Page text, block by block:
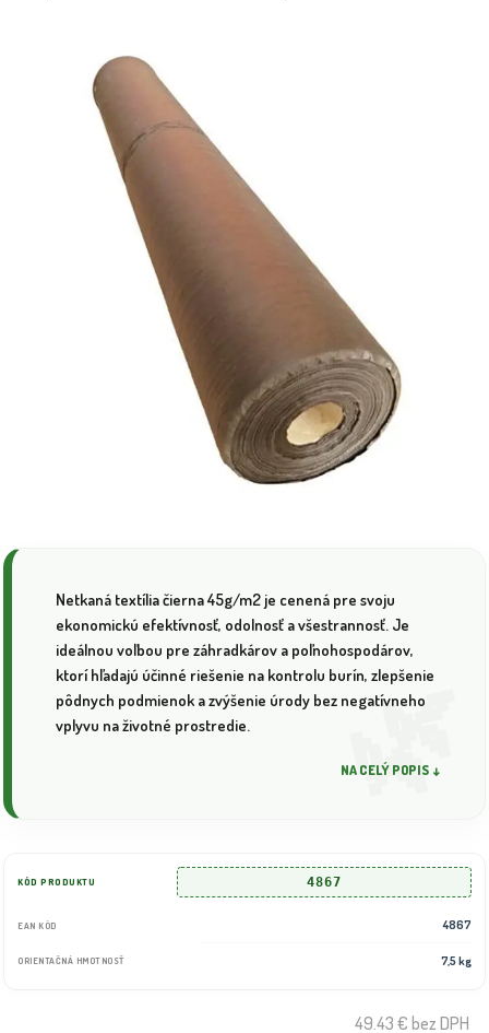
Netkaná textília čierna 45g/m2 je cenená pre svoju
ekonomickú efektívnosť, odolnosť a všestrannosť. Je
ideálnou voľbou pre záhradkárov a poľnohospodárov,
ktorí hľadajú účinné riešenie na kontrolu burín, zlepšenie
pôdnych podmienok a zvýšenie úrody bez negatívneho
vplyvu na životné prostredie.
NA CELÝ POPIS ↓
KÓD PRODUKTU 4867
EAN KÓD 4867
ORIENTAČNÁ HMOTNOSŤ 7,5 kg
49.43 € bez DPH